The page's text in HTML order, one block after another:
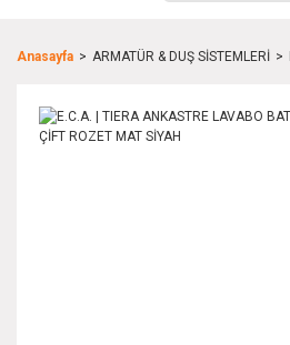
Anasayfa ARMATÜR & DUŞ SİSTEMLERİ